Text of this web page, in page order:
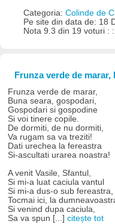
Categoria: Colinde de
Pe site din data de: 18
Nota 9.3 din 19 voturi : :
Frunza verde de
Frunza verde de marar,
Buna seara, gospodari,
Gospodari si gospodine
Si voi tinere copile.
De dormiti, de nu dormiti,
Va rugam sa va treziti!
Dati urechea la fereastra
Si-ascultati urarea noastra!
A venit Vasile, Sfantul,
Si mi-a luat caciula vantul
Si mi-a dus-o sub fereastra,
Tocmai ici, la
Si venind dupa caciula,
Sa va spun [...]citește tot